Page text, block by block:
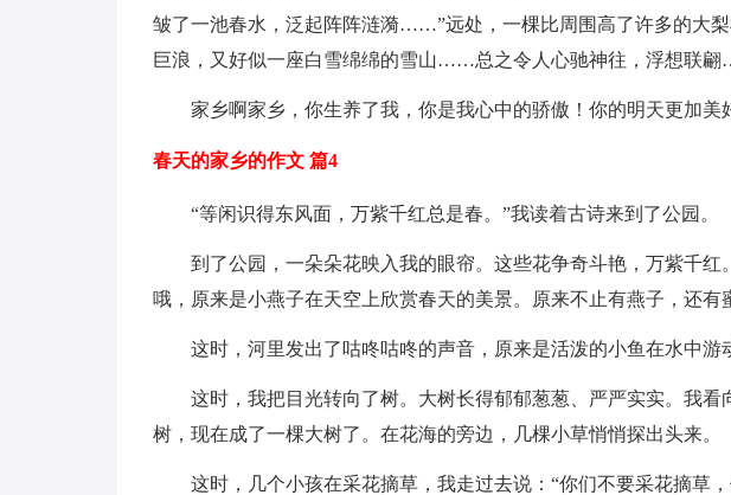
皱了一池春水，泛起阵阵涟漪……”远处，一棵比周围高了许多的大
巨浪，又好似一座白雪绵绵的雪山……总之令人心驰神往，浮想联
家乡啊家乡，你生养了我，你是我心中的骄傲！你的明天更加美
春天的家乡的作文 篇4
“等闲识得东风面，万紫千红总是春。”我读着古诗来到了公园。
到了公园，一朵朵花映入我的眼帘。这些花争奇斗艳，万紫千红
哦，原来是小燕子在天空上欣赏春天的美景。原来不止有燕子，还有
这时，河里发出了咕咚咕咚的声音，原来是活泼的小鱼在水中游
这时，我把目光转向了树。大树长得郁郁葱葱、严严实实。我看
树，现在成了一棵大树了。在花海的旁边，几棵小草悄悄探出头来。
这时，几个小孩在采花摘草，我走过去说：“你们不要采花摘草，